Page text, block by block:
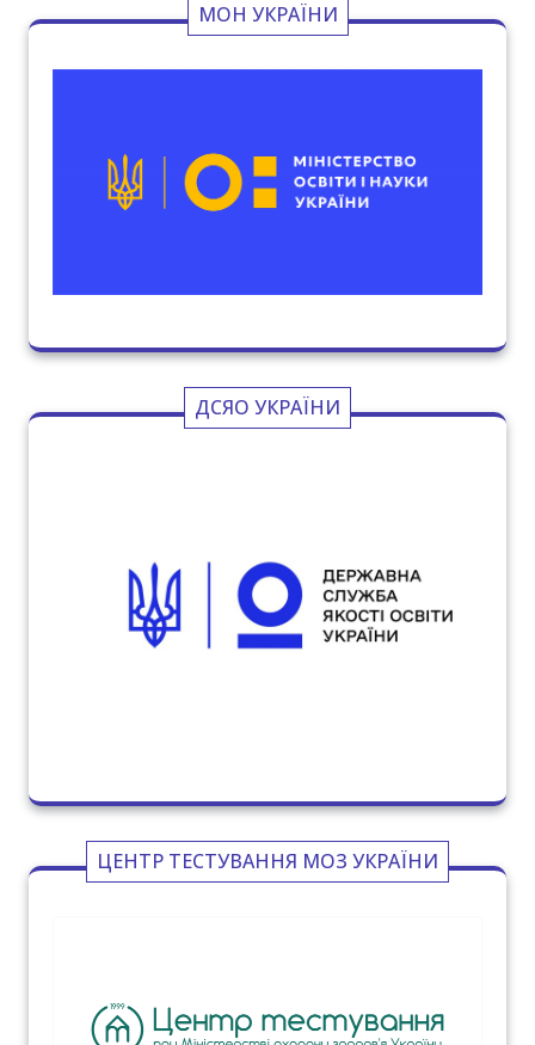
МОН УКРАЇНИ
ДСЯО УКРАЇНИ
ЦЕНТР ТЕСТУВАННЯ МОЗ УКРАЇНИ